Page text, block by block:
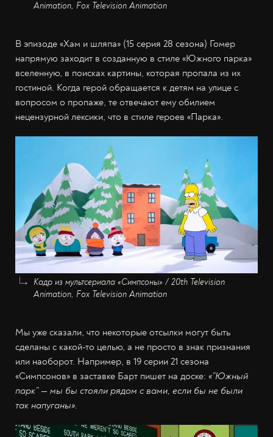
Animation, Fox Television Animation
В эпизоде «Хам и шляпа» (15 серия 28 сезона) Гомер
напрямую заходит в созданную в стиле «Южного парка»
вселенную, в поисках картины, которая пропала из их
гостиной. Когда герой обращается к детям на улице с
вопросом о пропаже, те отвечают ему обилием
нецензурной лексики, что в стиле героев «Парка».
Кадр из мультсериала «Симпсоны» / 20th Television
Animation, Fox Television Animation
Мы уже сказали, что некоторые отсылки могут быть
сделаны с какой-то целью, а не просто в знак признания
или наоборот. Например, в 19 серии 21 сезона
«Симпсонов» в заставке Барт пишет на доске: «”Южный
парк” — мы бы стояли рядом с вами, если бы не были
так напуганы».